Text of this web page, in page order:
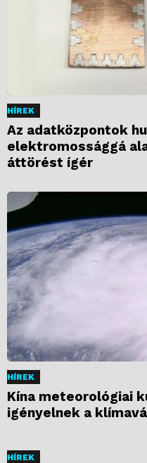
HÍREK
Az adatközpontok
elektromossággá
áttörést ígér
HÍREK
Kína meteorológiai
igényelnek a
HÍREK